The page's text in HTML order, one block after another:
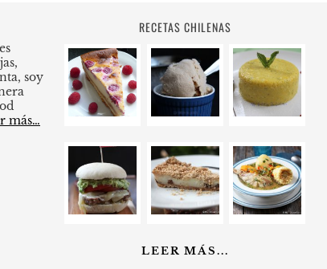
soy
más…
RECETAS CHILENAS
LEER MÁS...